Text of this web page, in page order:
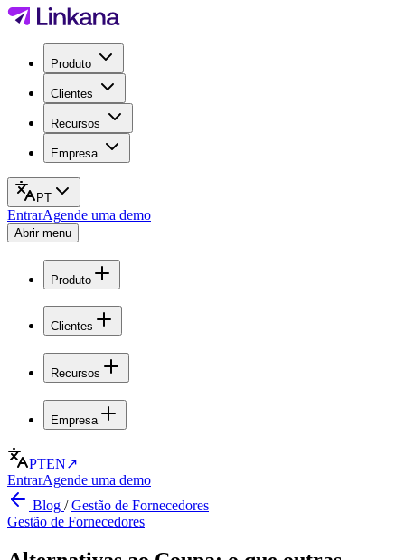
Produto
Clientes
Recursos
Empresa
PT
EntrarAgende uma demo
Abrir menu
Produto
Clientes
Recursos
Empresa
PTEN↗
EntrarAgende uma demo
Blog /Gestão de Fornecedores
Gestão de Fornecedores